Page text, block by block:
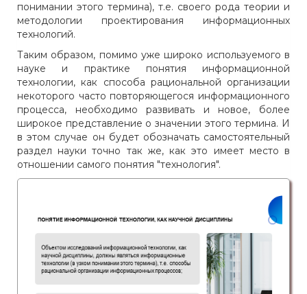
понимании этого термина), т.е. своего рода теории и
методологии проектирования информационных
технологий.
Таким образом, помимо уже широко используемого в
науке и практике понятия информационной
технологии, как способа рациональной организации
некоторого часто повторяющегося информационного
процесса, необходимо развивать и новое, более
широкое представление о значении этого термина. И
в этом случае он будет обозначать самостоятельный
раздел науки точно так же, как это имеет место в
отношении самого понятия "технология".